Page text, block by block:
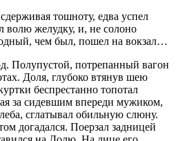
тошноту, едва успел
волю желудку, и, не солоно
чем был, пошел на вокзал…
Полупустой, потрепанный вагон
Доля, глубоко втянув шею
беспрестанно топотал
за сидевшим впереди мужиком,
сглатывал обильную слюну.
догадался. Поерзал задницей